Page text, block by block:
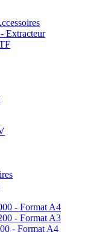
Extracteur
- Format A4
- Format A3
- Format A4